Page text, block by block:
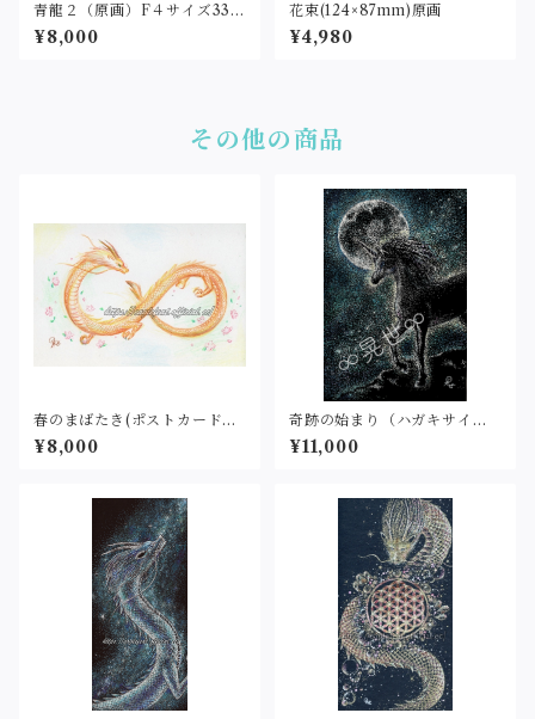
青龍２（原画）F４サイズ333
×242
¥8,000
花束(124×87mm)原画
¥4,980
その他の商品
春のまばたき(ポストカードサ
イズ）原画
¥8,000
奇跡の始まり（ハガキサイ
ズ）原画
¥11,000